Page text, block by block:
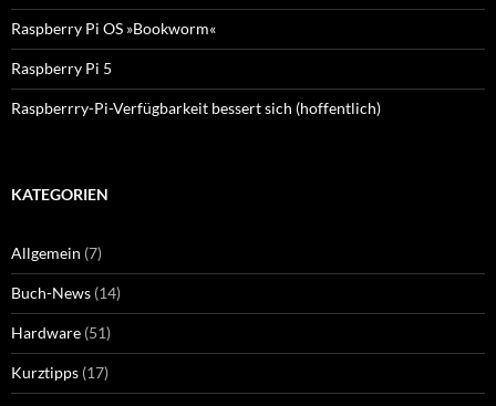
Raspberry Pi OS »Bookworm«
Raspberry Pi 5
Raspberrry-Pi-Verfügbarkeit bessert sich (hoffentlich)
KATEGORIEN
Allgemein (7)
Buch-News (14)
Hardware (51)
Kurztipps (17)